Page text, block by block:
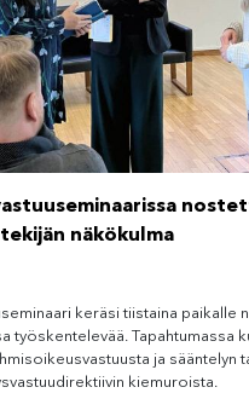
näkökulma
keräsi tiistaina paikalle
työskentelevää. Tapahtumassa
ja sääntelyn
kiemuroista.